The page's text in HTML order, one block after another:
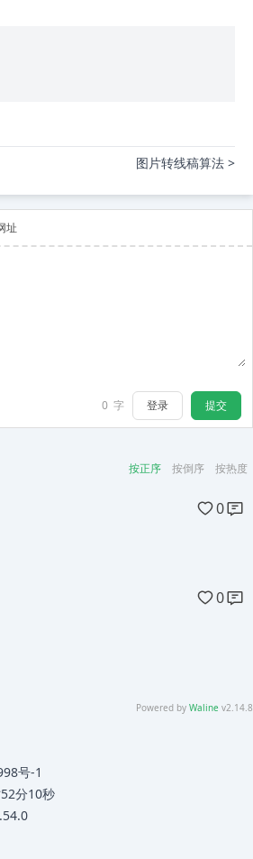
图片转线稿算法 >
址
0 字 登录 提交
按正序 按倒序 按热度
0
0
Powered by Waline v2.14.8
号-1
分11秒